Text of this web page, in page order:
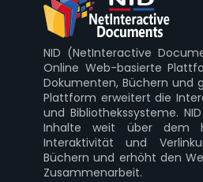
NID (NetInteractive
Online Web-basierte
Dokumenten, Büchern und
Plattform erweitert die
und Bibliothekssysteme.
Inhalte weit über dem
Interaktivität und
Büchern und erhöht den
Zusammenarbeit.